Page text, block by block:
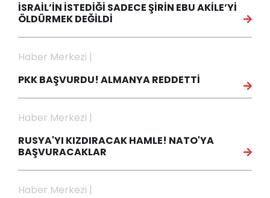
İSRAİL’İN İSTEDİĞİ SADECE ŞİRİN EBU AKİLE’Yİ
ÖLDÜRMEK DEĞİLDİ
Haber Merkezi |
PKK BAŞVURDU! ALMANYA REDDETTİ
Haber Merkezi |
RUSYA'YI KIZDIRACAK HAMLE! NATO'YA
BAŞVURACAKLAR
Haber Merkezi |